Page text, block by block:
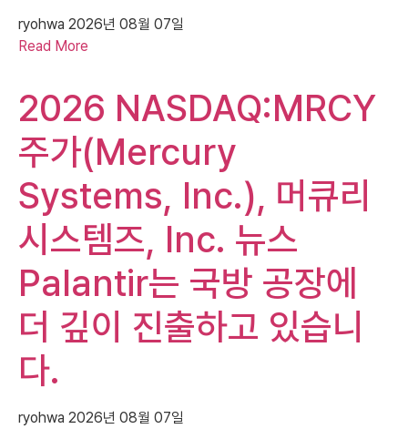
ryohwa 2026년 08월 07일
Read More
2026 NASDAQ:MRCY
주가(Mercury
Systems, Inc.), 머큐리
시스템즈, Inc. 뉴스
Palantir는 국방 공장에
더 깊이 진출하고 있습니
다.
ryohwa 2026년 08월 07일